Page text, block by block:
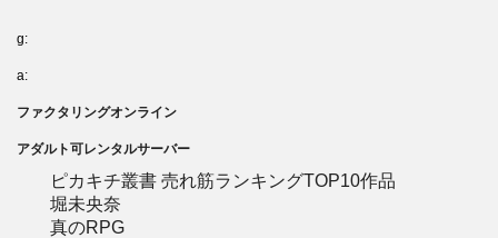
g:
a:
ファクタリングオンライン
アダルト可レンタルサーバー
ピカキチ叢書 売れ筋ランキングTOP10作品
堀未央奈
真のRPG